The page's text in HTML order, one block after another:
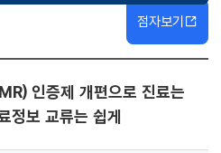
점자보기
인증제 개편으로 진료는
정보 교류는 쉽게